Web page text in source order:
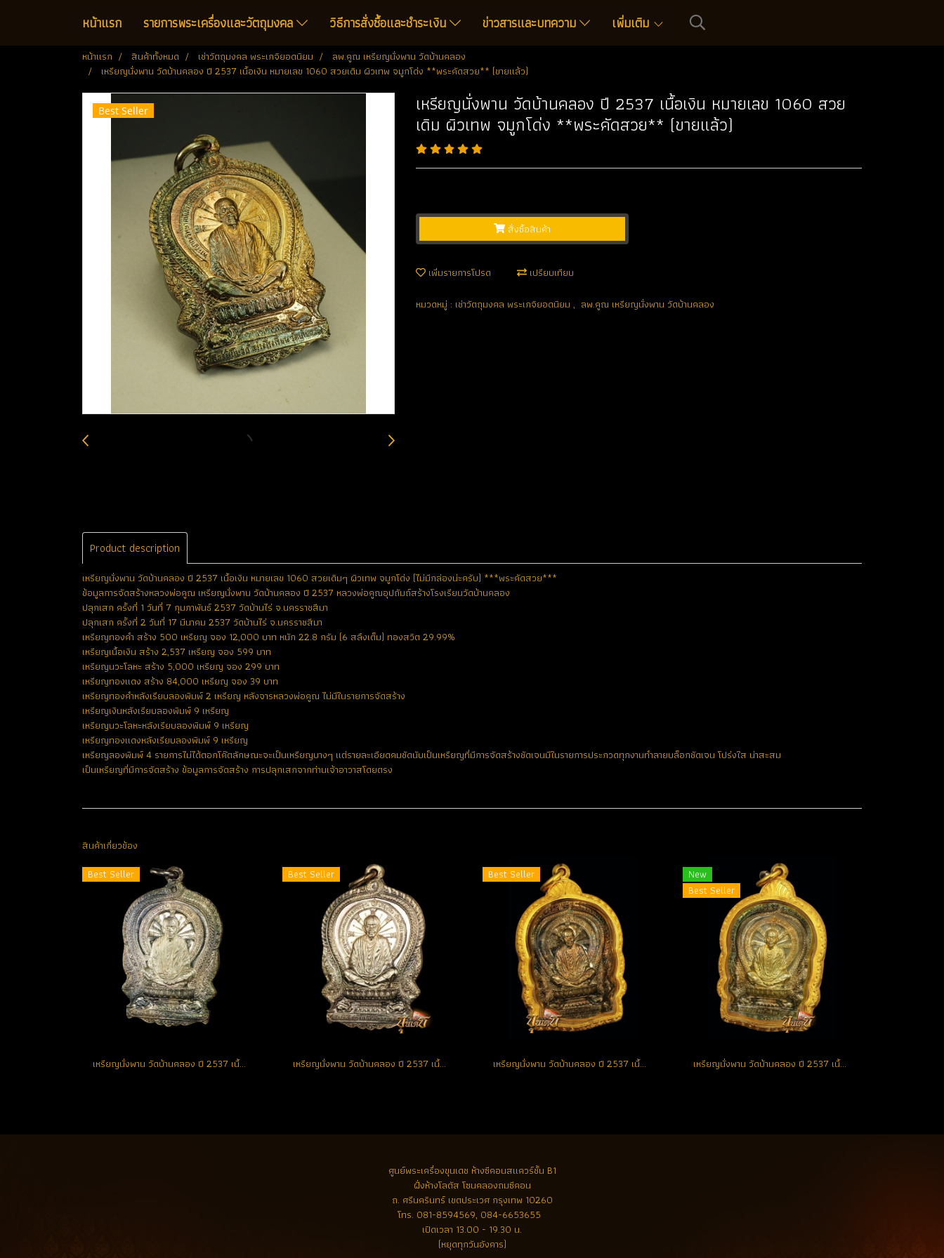
หน้าแรก รายการพระเครื่องและวัตถุมงคล วิธีการสั่งซื้อและชำระเงิน ข่าวสารและบทความ เพิ่มเติม
หน้าแรก สินค้าทั้งหมด เช่าวัตถุมงคล พระเกจิยอดนิยม
ลพ.คูณ เหรียญนั่งพาน วัดบ้านคลอง
เหรียญนั่งพาน วัดบ้านคลอง ปี 2537 เนื้อเงิน หมายเลข 1060 สวยเดิม ผิวเทพ จมูกโด่ง **พระคัดสวย** (ขายแล้ว)
Best Seller เหรียญนั่งพาน วัดบ้านคลอง ปี 2537 เนื้อเงิน หมายเลข 1060 สวย
เดิม ผิวเทพ จมูกโด่ง **พระคัดสวย** (ขายแล้ว)
สั่งซื้อสินค้า
เพิ่มรายการโปรด เปรียบเทียบ
หมวดหมู่ : เช่าวัตถุมงคล พระเกจิยอดนิยม , ลพ.คูณ เหรียญนั่งพาน วัดบ้านคลอง
Product description
เหรียญนั่งพาน วัดบ้านคลอง ปี 2537 เนื้อเงิน หมายเลข 1060 สวยเดิมๆ ผิวเทพ จมูกโด่ง (ไม่มีกล่องน่ะครับ) ***พระคัดสวย***
ข้อมูลการจัดสร้างหลวงพ่อคูณ เหรียญนั่งพาน วัดบ้านคลอง ปี 2537 หลวงพ่อคูณอุปถัมถ์สร้างโรงเรียนวัดบ้านคลอง
ปลุกเสก ครั้งที่ 1 วันที่ 7 กุมภาพันธ์ 2537 วัดบ้านไร่ จ.นครราชสีมา
ปลุกเสก ครั้งที่ 2 วันที่ 17 มีนาคม 2537 วัดบ้านไร่ จ.นครราชสีมา
เหรียญทองคำ สร้าง 500 เหรียญ จอง 12,000 บาท หนัก 22.8 กรัม (6 สลึงเต็ม) ทองสวิต 29.99%
เหรียญเนื้อเงิน สร้าง 2,537 เหรียญ จอง 599 บาท
เหรียญนวะโลหะ สร้าง 5,000 เหรียญ จอง 299 บาท
เหรียญทองแดง สร้าง 84,000 เหรียญ จอง 39 บาท
เหรียญทองคำหลังเรียบลองพิมพ์ 2 เหรียญ หลังจารหลวงพ่อคูณ ไม่มีในรายการจัดสร้าง
เหรียญเงินหลังเรียบลองพิมพ์ 9 เหรียญ
เหรียญนวะโลหะหลังเรียบลองพิมพ์ 9 เหรียญ
เหรียญทองแดงหลังเรียบลองพิมพ์ 9 เหรียญ
เหรียญลองพิมพ์ 4 รายการไม่ได้ตอกโค๊ตลักษณะจะเป็นเหรียญบางๆ แต่รายละเอียดคมชัดนับเป็นเหรียญที่มีการจัดสร้างชัดเจนมีในรายการประกวดทุกงานทำลายบล็อกชัดเจน โปร่งใส น่าสะสม
เป็นเหรียญที่มีการจัดสร้าง ข้อมูลการจัดสร้าง การปลุกเสกจากท่านเจ้าอาวาสโดยตรง
สินค้าเกี่ยวข้อง
Best Seller
เหรียญนั่งพาน วัดบ้านคลอง ปี 2537 เนื้อเงิน หมายเลข 326 สวยแท้ ผิวเดิมๆ จมูกโด่ง **พระคัดสวย** (ขายแล้ว)
Best Seller
เหรียญนั่งพาน วัดบ้านคลอง ปี 2537 เนื้อเงิน หมายเลข 2318 สวยแท้ ผิวเดิมๆ จมูกโด่ง **พระคัดสวย** (ขายแล้ว)
Best Seller
เหรียญนั่งพาน วัดบ้านคลอง ปี 2537 เนื้อเงิน หมายเลข 434 สวยเดิม ผิวเทพ จมูกโด่ง **พระคัดสวย** (ขายแล้ว)
New
Best Seller
เหรียญนั่งพาน วัดบ้านคลอง ปี 2537 เนื้อเงิน หมายเลข 1906 สวยเดิม ผิวเทพ จมูกโด่ง (โชว์)
ศูนย์พระเครื่องขุนเดช ห้างซีคอนสแควร์ชั้น B1
ฝั่งห้างโลตัส โซนคลองถมซีคอน
ถ. ศรีนครินทร์ เขตประเวศ กรุงเทพ 10260
โทร. 081-8594569, 084-6653655
เปิดเวลา 13.00 - 19.30 น.
(หยุดทุกวันอังคาร)